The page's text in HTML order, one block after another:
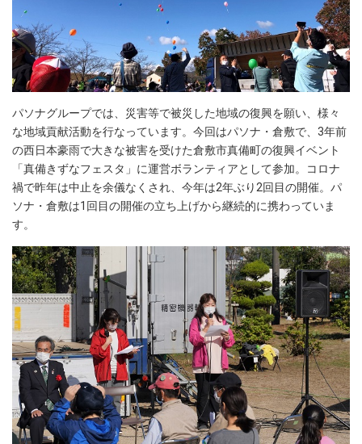
パソナグループでは、災害等で被災した地域の復興を願い、様々
な地域貢献活動を行なっています。今回はパソナ・倉敷で、3年前
の西日本豪雨で大きな被害を受けた倉敷市真備町の復興イベント
「真備きずなフェスタ」に運営ボランティアとして参加。コロナ
禍で昨年は中止を余儀なくされ、今年は2年ぶり2回目の開催。パ
ソナ・倉敷は1回目の開催の立ち上げから継続的に携わっていま
す。